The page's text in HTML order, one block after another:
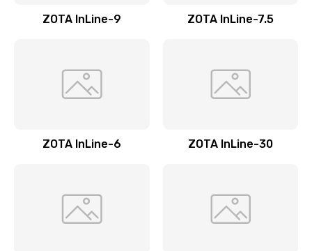
ZOTA InLine-9 ZOTA InLine-7.5
ZOTA InLine-6 ZOTA InLine-30